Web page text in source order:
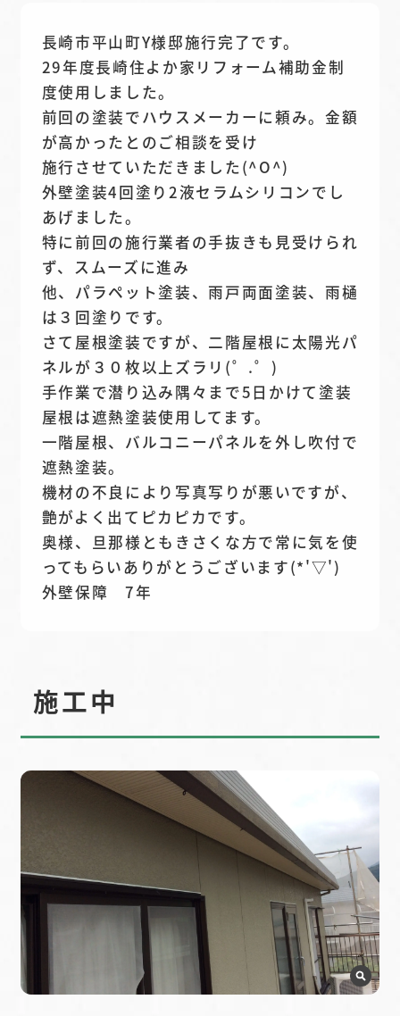
長崎市平山町Y様邸施行完了です。
29年度長崎住よか家リフォーム補助金制
度使用しました。
前回の塗装でハウスメーカーに頼み。金額
が高かったとのご相談を受け
施行させていただきました(^O^)
外壁塗装4回塗り2液セラムシリコンでし
あげました。
特に前回の施行業者の手抜きも見受けられ
ず、スムーズに進み
他、パラペット塗装、雨戸両面塗装、雨樋
は３回塗りです。
さて屋根塗装ですが、二階屋根に太陽光パ
ネルが３０枚以上ズラリ(゜.゜)
手作業で潜り込み隅々まで5日かけて塗装
屋根は遮熱塗装使用してます。
一階屋根、バルコニーパネルを外し吹付で
遮熱塗装。
機材の不良により写真写りが悪いですが、
艶がよく出てピカピカです。
奥様、旦那様ともきさくな方で常に気を使
ってもらいありがとうございます(*'▽')
外壁保障 7年
施工中